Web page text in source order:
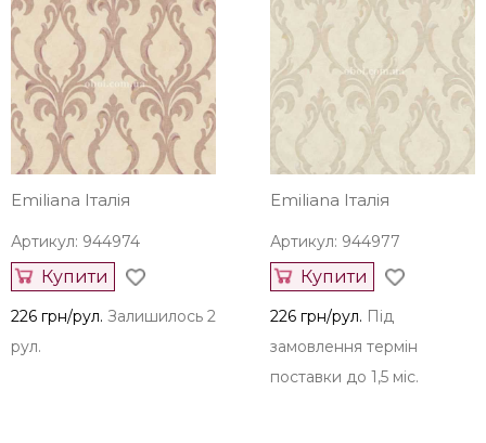
Emiliana Італія
Артикул: 944974
Купити
226 грн/рул. Залишилось 2
рул.
Emiliana Італія
Артикул: 944977
Купити
226 грн/рул. Під
замовлення термін
поставки до 1,5 міс.